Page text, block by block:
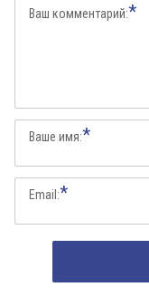
Ваш комментарий:*
Ваше имя:*
Email:*